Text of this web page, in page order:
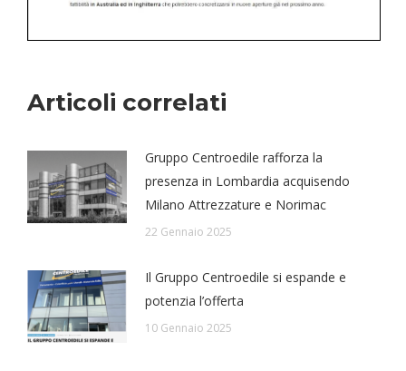
Articoli correlati
Gruppo Centroedile rafforza la
presenza in Lombardia acquisendo
Milano Attrezzature e Norimac
22 Gennaio 2025
Il Gruppo Centroedile si espande e
potenzia l’offerta
10 Gennaio 2025